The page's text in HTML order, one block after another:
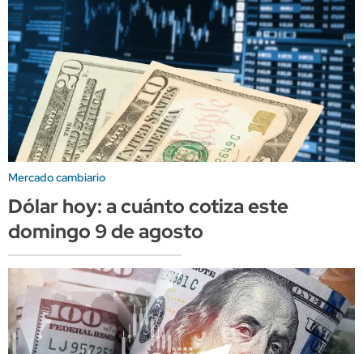
Mercado cambiario
Dólar hoy: a cuánto cotiza este
domingo 9 de agosto